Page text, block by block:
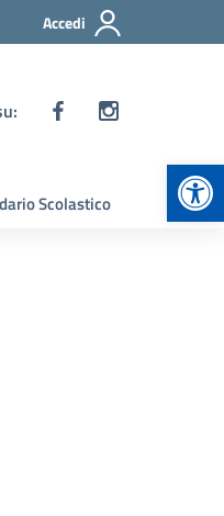
Accedi
Scolastico